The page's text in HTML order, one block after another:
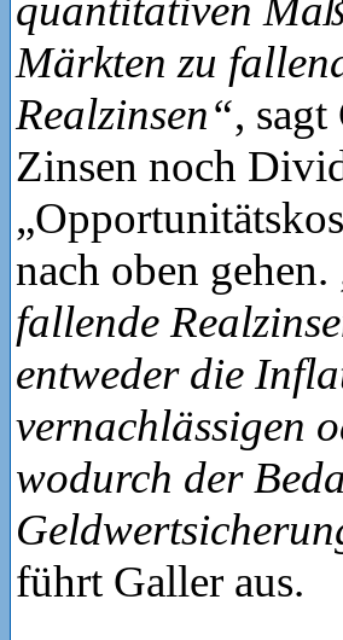
Märkten zu
Realzinsen“,
Zinsen noch
nach oben gehen.
fallende
entweder die
vernachlässigen
wodurch der
führt Galler aus.